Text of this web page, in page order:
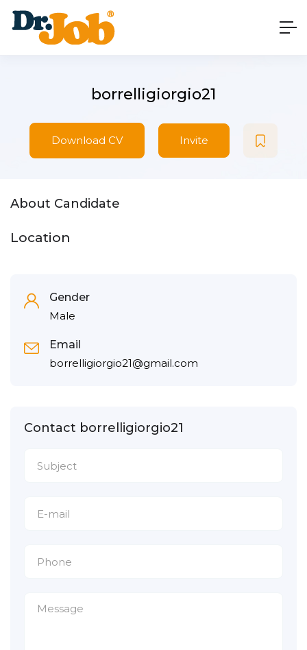
borrelligiorgio21
Download CV Invite
About Candidate
Location
Gender
Male
Email
borrelligiorgio21@gmail.com
Contact borrelligiorgio21